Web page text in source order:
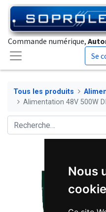
Nous
Commande numérique,
Se
Tous les produits
Alimentation 48V 500W